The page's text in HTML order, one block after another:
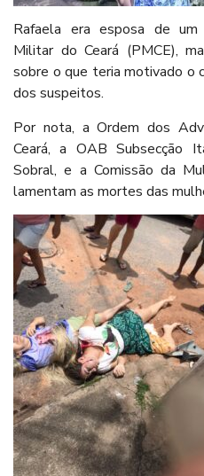
Rafaela era esposa de
Militar do Ceará (PMCE),
sobre o que teria motivado o
dos suspeitos.
Por nota, a Ordem dos
Ceará, a OAB Subsecção
Sobral, e a Comissão da
lamentam as mortes das